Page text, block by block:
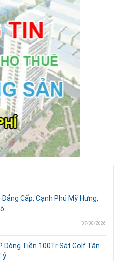
Đẳng Cấp, Cạnh Phú Mỹ Hưng,
07/08/2026
Dòng Tiền 100Tr Sát Golf Tân